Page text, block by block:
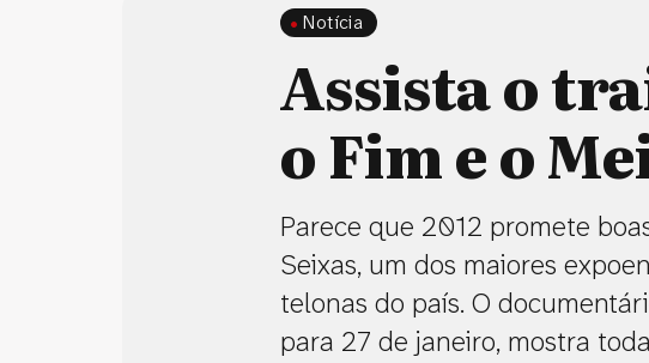
Notícia
Assista o
o Fim e o
Parece que 2012 promete
Seixas, um dos maiores
telonas do país. O
para 27 de janeiro, mostra